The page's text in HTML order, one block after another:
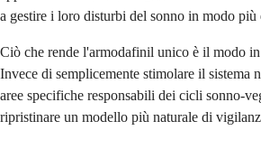
a gestire i loro disturbi del sonno in modo più
Ciò che rende l'armodafinil unico è il modo
Invece di semplicemente stimolare il sistema
aree specifiche responsabili dei cicli sonno-
ripristinare un modello più naturale di